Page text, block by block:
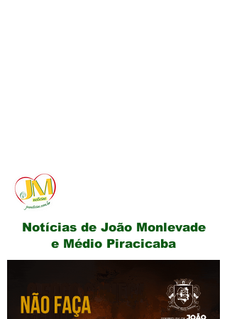
Notícias de João Monlevade
e Médio Piracicaba